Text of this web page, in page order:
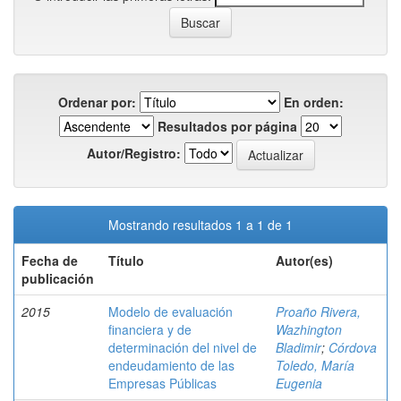
Ordenar por:
En orden:
Resultados por página
Autor/Registro:
Mostrando resultados 1 a 1 de 1
Fecha de
publicación
Título Autor(es)
2015
Modelo de evaluación
financiera y de
determinación del nivel de
endeudamiento de las
Empresas Públicas
Proaño Rivera,
Wazhington
Bladimir; Córdova
Toledo, María
Eugenia